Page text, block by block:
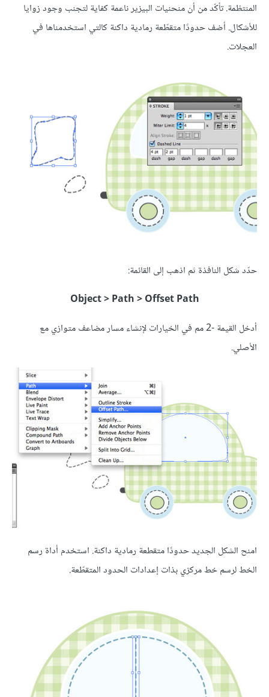
المنتظمة. تأكّد من أن منحنيات البيزير ناعمة كفاية لتجنب وجود زوايا
للأشكال. أضف حدودًا متقطّعة رمادية داكنة كالتي استخدمناها في
العجلات.
حدّد شكل النافذة ثم اذهب إلى القائمة:
Object > Path > Offset Path
أدخل القيمة -2 مم في الخيارات لإنشاء مسار مضاعف متوازي مع
الأصلي.
امنح الشكل الجديد حدودًا متقطعة رمادية داكنة. استخدم أداة رسم
الخط لرسم خط مركزي بذات إعدادات الحدود المتقطّعة.